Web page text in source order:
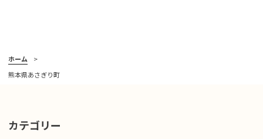
ホーム
熊本県あさぎり町
カテゴリー